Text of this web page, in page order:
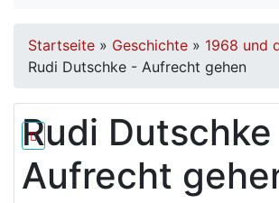
Startseite » Geschichte » 1968 und
Rudi Dutschke - Aufrecht gehen
Rudi
Aufrecht